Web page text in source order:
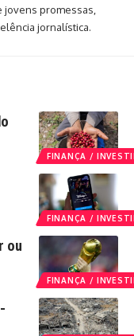
promessas,
jornalística.
FINANÇA /
FINANÇA /
FINANÇA /
ou